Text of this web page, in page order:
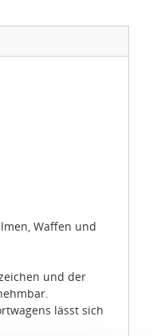
Waffen und
und der
lässt sich